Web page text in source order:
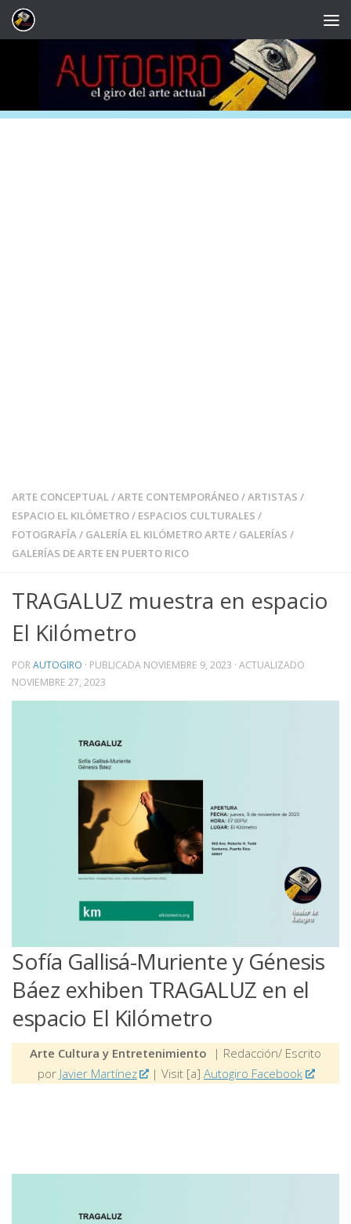
Saltar al contenido
ARTE CONCEPTUAL/ARTE CONTEMPORÁNEO/ARTISTAS /
ESPACIO EL KILÓMETRO/ ESPACIOS CULTURALES /
FOTOGRAFÍA/ GALERÍA EL KILÓMETRO ARTE/ GALERÍAS /
GALERÍAS DE ARTE EN PUERTO RICO
TRAGALUZ muestra en espacio
El Kilómetro
PORAUTOGIRO · PUBLICADA NOVIEMBRE 9, 2023 · ACTUALIZADO
NOVIEMBRE 27, 2023
Sofía Gallisá-Muriente y Génesis
Báez exhiben TRAGALUZ en el
espacio El Kilómetro
Arte Cultura y Entretenimiento | Redacción/ Escrito
por Javier Martínez | Visit [a] Autogiro Facebook